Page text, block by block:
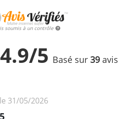
soumis à un contrôle
4.9/5 Basé sur 39 avis
31/05/2026